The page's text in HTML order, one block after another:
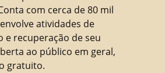
com cerca de 80 mil
atividades de
e recuperação de seu
ao público em geral,
gratuito.